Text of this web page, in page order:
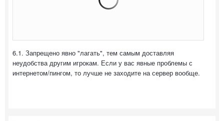
6.1. Запрещено явно "лагать", тем самым доставляя
неудобства другим игрокам. Если у вас явные проблемы с
интернетом/пингом, то лучше не заходите на сервер вообще.